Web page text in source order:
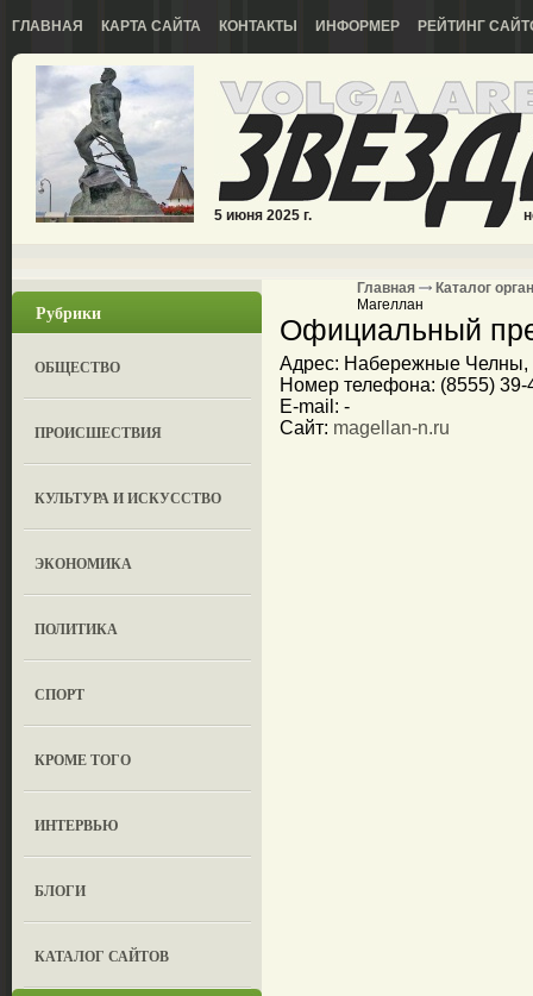
ГЛАВНАЯ КАРТА САЙТА КОНТАКТЫ ИНФОРМЕР РЕЙТИНГ
5 июня 2025 г.
Рубрики
ОБЩЕСТВО
ПРОИСШЕСТВИЯ
КУЛЬТУРА И ИСКУССТВО
ЭКОНОМИКА
ПОЛИТИКА
СПОРТ
КРОМЕ ТОГО
ИНТЕРВЬЮ
БЛОГИ
КАТАЛОГ САЙТОВ
Главная
Каталог
Магеллан
Официальный
Адрес: Набережные Челны,
Номер телефона: (8555) 39-
E-mail: -
Сайт: magellan-n.ru